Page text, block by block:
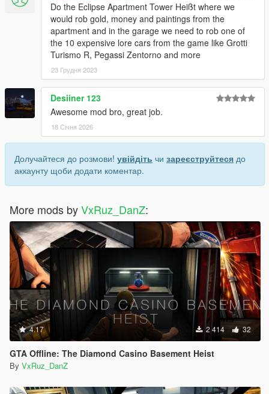
Do the Eclipse Apartment Tower Heißt where we
would rob gold, money and paintings from the
apartment and in the garage we need to rob one of
the 10 expensive lore cars from the game like Grotti
Turismo R, Pegassi Zentorno and more
23 Грудня 2023
Desiiner 123
Awesome mod bro, great job.
18 Січня 2026
Долучайтеся до розмови! увійдіть чи зареєструйтеся до
аккаунту щоби додати коментар.
More mods byVxRuz_DanZ:
4.17 2 414 32
GTA Offline: The Diamond Casino Basement Heist
By VxRuz_DanZ